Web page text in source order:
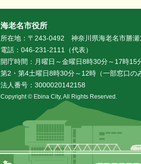
海老名市役所
所在地：〒243-0492 神奈川県海老名市勝
電話：046-231-2111（代表）
開庁時間：月曜日～金曜日8時30分～17時15
第2・第4土曜日8時30分～12時（一部窓口の
法人番号：3000020142158
Copyright © Ebina City, All Rights Reserved.